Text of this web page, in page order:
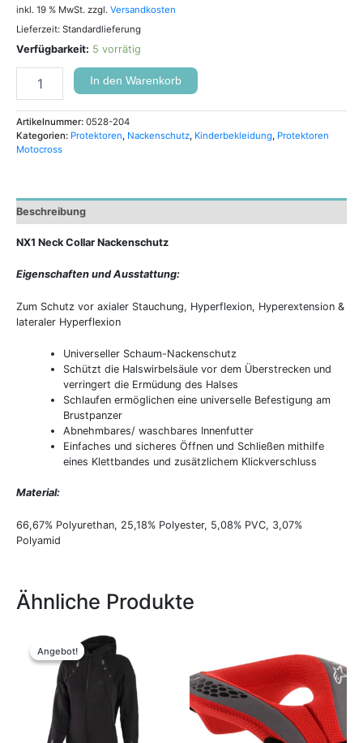
inkl. 19 % MwSt. zzgl. Versandkosten
Lieferzeit: Standardlieferung
Verfügbarkeit: 5 vorrätig
In den Warenkorb
Artikelnummer: 0528-204
Kategorien: Protektoren, Nackenschutz, Kinderbekleidung, Protektoren
Motocross
Beschreibung
NX1 Neck Collar Nackenschutz
Eigenschaften und Ausstattung:
Zum Schutz vor axialer Stauchung, Hyperflexion, Hyperextension &
lateraler Hyperflexion
Universeller Schaum-Nackenschutz
Schützt die Halswirbelsäule vor dem Überstrecken und
verringert die Ermüdung des Halses
Schlaufen ermöglichen eine universelle Befestigung am
Brustpanzer
Abnehmbares/ waschbares Innenfutter
Einfaches und sicheres Öffnen und Schließen mithilfe
eines Klettbandes und zusätzlichem Klickverschluss
Material:
66,67% Polyurethan, 25,18% Polyester, 5,08% PVC, 3,07%
Polyamid
Ähnliche Produkte
Angebot!
Angebot!
Ursprünglicher
war:
399,95 €
Aktueller
Preis
369,00 €.
Varianten
weist
mehrere
auf.
Die